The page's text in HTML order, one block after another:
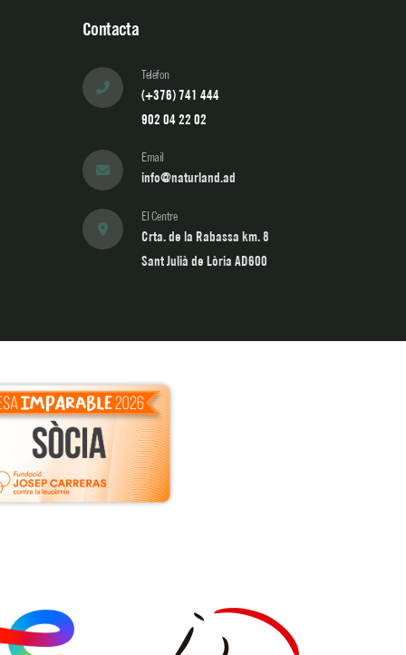
Contacta
Telèfon
(+376) 741 444
902 04 22 02
Email
info@naturland.ad
El Centre
Crta. de la Rabassa km. 8
Sant Julià de Lòria AD600